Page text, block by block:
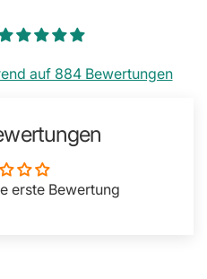
auf 884 Bewertungen
erste Bewertung